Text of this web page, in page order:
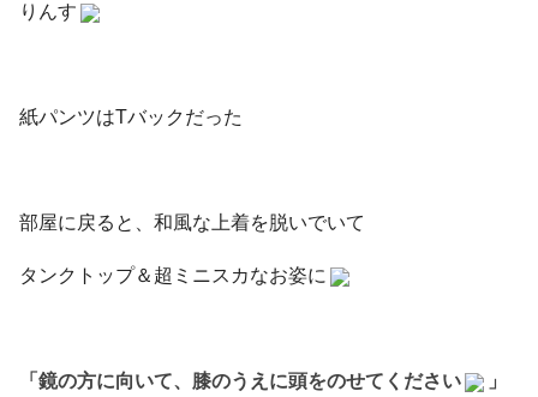
りんす
紙パンツはTバックだった
部屋に戻ると、和風な上着を脱いでいて
タンクトップ＆超ミニスカなお姿に
「鏡の方に向いて、膝のうえに頭をのせてください 」